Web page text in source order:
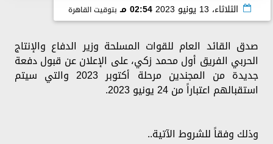
الثلاثاء، 13 يونيو 2023 02:54 مـ بتوقيت القاهرة
صدق القائد العام للقوات المسلحة وزير الدفاع والإنتاج
الحربي الفريق أول محمد زكي، على الإعلان عن قبول دفعة
جديدة من المجندين مرحلة أكتوبر 2023 والتي سيتم
استقبالهم اعتباراً من 24 يونيو 2023.
وذلك وفقاً للشروط الآتية..